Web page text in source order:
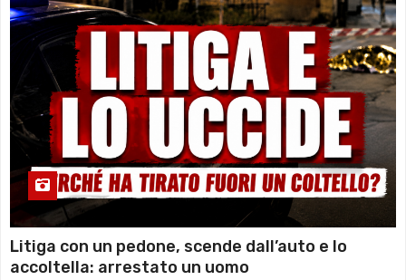
Litiga con un pedone, scende dall’auto e lo
accoltella: arrestato un uomo